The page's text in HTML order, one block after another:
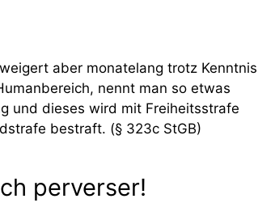
aber monatelang trotz Kenntnis
nennt man so etwas
und dieses wird mit Freiheitsstrafe
bestraft. (§ 323c StGB)
perverser!